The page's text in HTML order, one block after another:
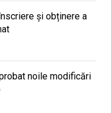
și obținere a
noile modificări